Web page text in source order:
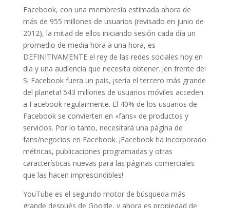
Facebook, con una membresía estimada ahora de
más de 955 millones de usuarios (revisado en junio de
2012), la mitad de ellos iniciando sesión cada día un
promedio de media hora a una hora, es
DEFINITIVAMENTE el rey de las redes sociales hoy en
día y una audiencia que necesita obtener. ¡en frente de!
Si Facebook fuera un país, ¡sería el tercero más grande
del planeta! 543 millones de usuarios móviles acceden
a Facebook regularmente. El 40% de los usuarios de
Facebook se convierten en «fans» de productos y
servicios. Por lo tanto, necesitará una página de
fans/negocios en Facebook. ¡Facebook ha incorporado
métricas, publicaciones programadas y otras
características nuevas para las páginas comerciales
que las hacen imprescindibles!
YouTube es el segundo motor de búsqueda más
grande después de Google, y ahora es propiedad de